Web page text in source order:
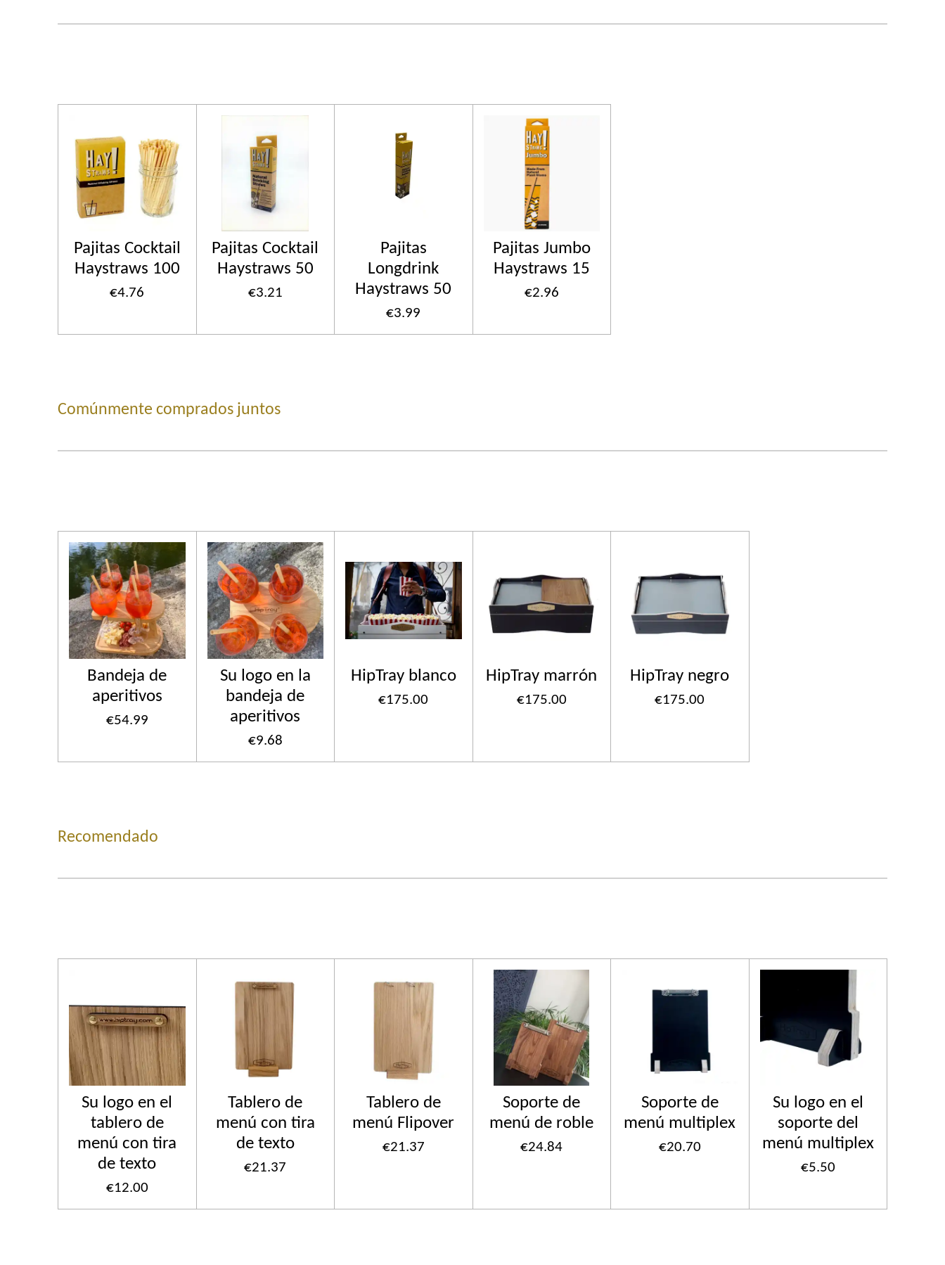
Pajitas Cocktail
Haystraws 100
€4.76
Pajitas Cocktail
Haystraws 50
€3.21
Pajitas
Longdrink
Haystraws 50
€3.99
Pajitas Jumbo
Haystraws 15
€2.96
Comúnmente comprados juntos
Bandeja de
aperitivos
€54.99
Su logo en la
bandeja de
aperitivos
€9.68
HipTray blanco
€175.00
HipTray marrón
€175.00
HipTray negro
€175.00
Recomendado
Su logo en el
tablero de
menú con tira
de texto
€12.00
Tablero de
menú con tira
de texto
€21.37
Tablero de
menú Flipover
€21.37
Soporte de
menú de roble
€24.84
Soporte de
menú multiplex
€20.70
Su logo en el
soporte del
menú multiplex
€5.50